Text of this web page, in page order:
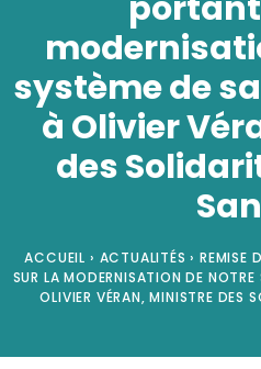
système de
à Olivier
des
ACCUEIL › ACTUALITÉS › REMISE
SUR LA MODERNISATION DE
OLIVIER VÉRAN, MINISTRE DES